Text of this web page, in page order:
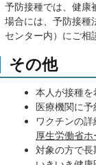
予防接種では、健康
場合には、予防接種
センター内）にご相
その他
本人が接種を
医療機関に予
ワクチンの
厚生労働省
対象の方で長